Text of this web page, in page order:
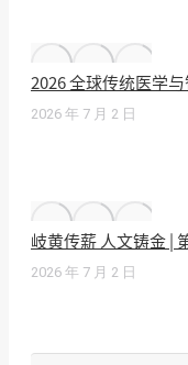
2026 全球传统医学
2026 年 7 月 2 日
岐黄传薪 人文铸金 |
2026 年 7 月 2 日